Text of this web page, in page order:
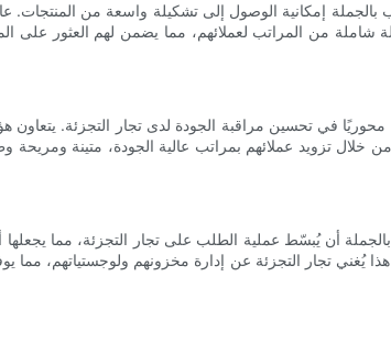
إمكانية الوصول إلى تشكيلة واسعة من المنتجات.
شاملة من المراتب لعملائهم، مما يضمن لهم العثور على
في تحسين مراقبة الجودة لدى تجار التجزئة.
من خلال تزويد عملائهم بمراتب عالية الجودة، متينة
أن يُبسّط عملية الطلب على تجار التجزئة، مما
يُغني تجار التجزئة عن إدارة مخزونهم ولوجستياتهم، مما